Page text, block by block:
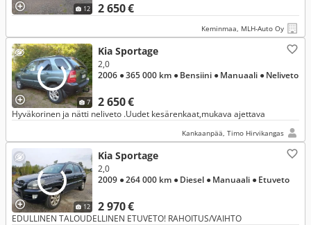
12 2 650 €
Keminmaa, MLH-Auto Oy
7
Kia Sportage
2 650 €
2,0
2006 ● 365 000 km ● Bensiini ● Manuaali ● Neliveto
Hyväkorinen ja nätti neliveto .Uudet kesärenkaat,mukava ajettava
Kankaanpää, Timo Hirvikangas
12
Kia Sportage
2 970 €
2,0
2009 ● 264 000 km ● Diesel ● Manuaali ● Etuveto
EDULLINEN TALOUDELLINEN ETUVETO! RAHOITUS/VAIHTO